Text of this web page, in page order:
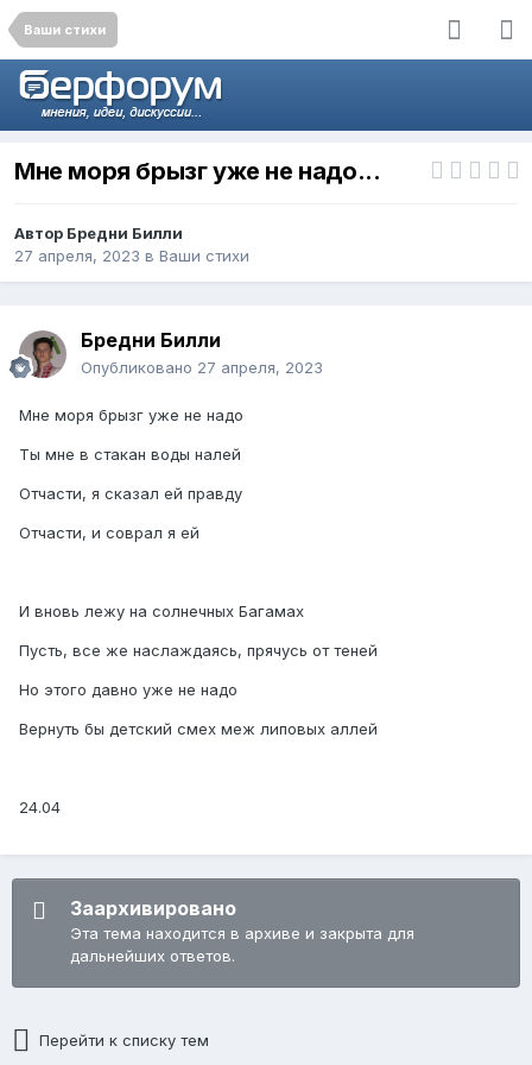
Ваши стихи
Мне моря брызг уже не надо...
Автор Бредни Билли
27 апреля, 2023 в Ваши стихи
Бредни Билли
Опубликовано 27 апреля, 2023
Мне моря брызг уже не надо
Ты мне в стакан воды налей
Отчасти, я сказал ей правду
Отчасти, и соврал я ей
И вновь лежу на солнечных Багамах
Пусть, все же наслаждаясь, прячусь от теней
Но этого давно уже не надо
Вернуть бы детский смех меж липовых аллей
24.04
Заархивировано
Эта тема находится в архиве и закрыта для
дальнейших ответов.
Перейти к списку тем